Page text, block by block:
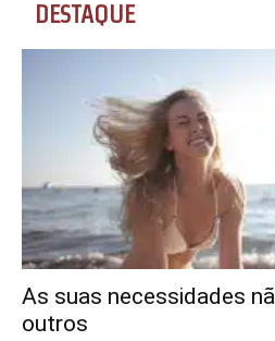
DESTAQUE
As suas necessidades
outros